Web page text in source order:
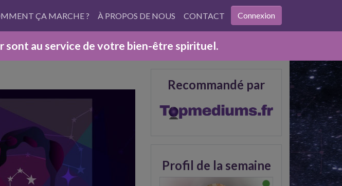
ÇA MARCHE ? À PROPOS DE NOUS CONTACT Connexion
sont au service de votre bien-être spirituel.
Recommandé par
Profil de la semaine